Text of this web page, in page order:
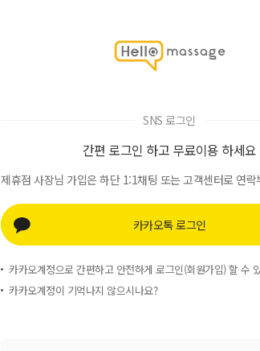
SNS 로그인
간편 로그인 하고 무료이용 하세요
제휴점 사장님 가입은 하단 1:1채팅 또는 고객센터로 연락
카카오톡 로그인
카카오계정으로 간편하고 안전하게 로그인(회원가입) 할 수
카카오계정이 기억나지 않으시나요?